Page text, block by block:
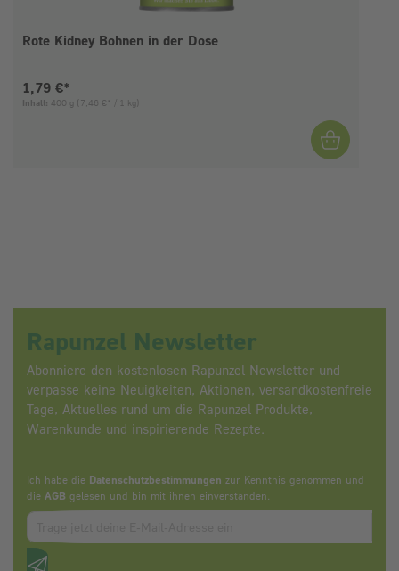
Rote Kidney Bohnen in der Dose
Aktueller Preis:
1,79 €*
Inhalt: 400 g (7,46 €* / 1 kg)
Rapunzel Newsletter
Abonniere den kostenlosen Rapunzel Newsletter und
verpasse keine Neuigkeiten, Aktionen, versandkostenfreie
Tage, Aktuelles rund um die Rapunzel Produkte,
Warenkunde und inspirierende Rezepte.
Ich habe die Datenschutzbestimmungen zur Kenntnis genommen und
die AGB gelesen und bin mit ihnen einverstanden.
Zum abbonieren des Newsletters, bitte E-Mail Adresse